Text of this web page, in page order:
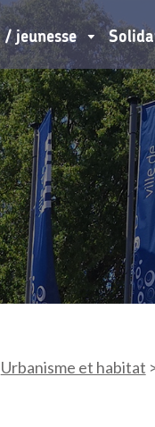
/ jeunesse
Urbanisme et habitat